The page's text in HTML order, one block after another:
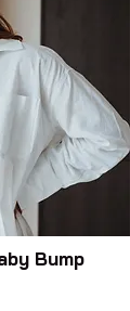
Bump